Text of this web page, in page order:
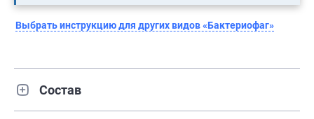
Выбрать инструкцию для других видов «Бактериофаг»
Состав